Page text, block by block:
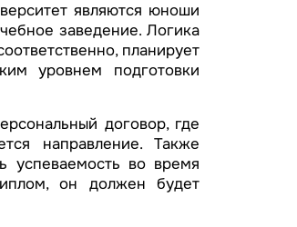
являются юноши
заведение. Логика
планирует
уровнем подготовки
договор, где
направление. Также
успеваемость во время
он должен будет